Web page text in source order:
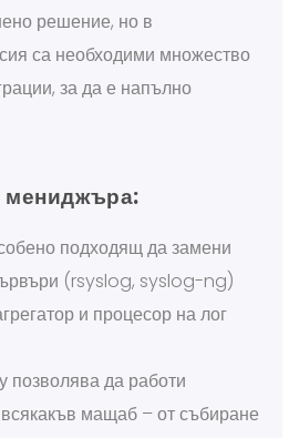
решение, но в
са необходими множество
за да е напълно
подходящ да замени
(rsyslog, syslog-ng)
и процесор на лог
позволява да работи
мащаб – от събиране